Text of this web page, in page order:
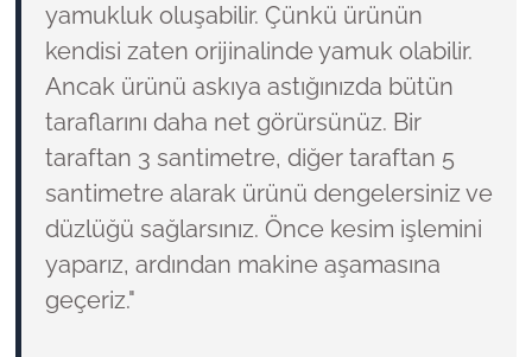
yamukluk oluşabilir. Çünkü ürünün
kendisi zaten orijinalinde yamuk olabilir.
Ancak ürünü askıya astığınızda bütün
taraflarını daha net görürsünüz. Bir
taraftan 3 santimetre, diğer taraftan 5
santimetre alarak ürünü dengelersiniz ve
düzlüğü sağlarsınız. Önce kesim işlemini
yaparız, ardından makine aşamasına
geçeriz."